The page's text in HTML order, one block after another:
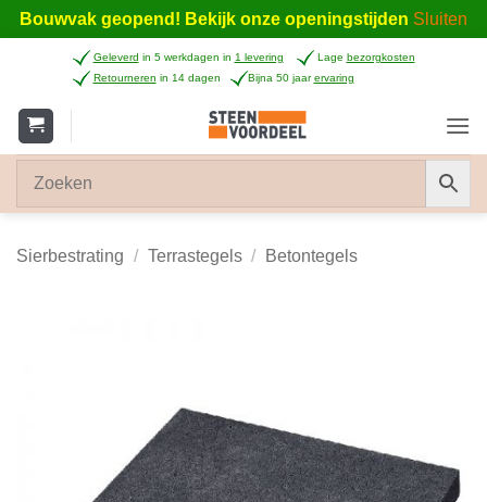
Bouwvak geopend! Bekijk onze openingstijden Sluiten
inhoud
Geleverd in 5 werkdagen in 1 levering Lage bezorgkosten
Retourneren in 14 dagen Bijna 50 jaarervaring
Sierbestrating / Terrastegels / Betontegels